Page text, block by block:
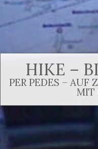
HIKE –
PER PEDES – AUF
MIT